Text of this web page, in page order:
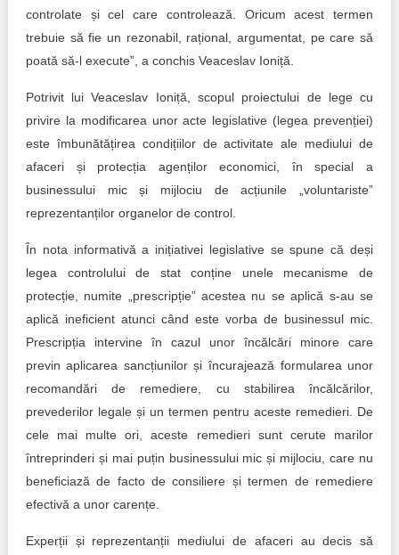
controlate și cel care controlează. Oricum acest termen
trebuie să fie un rezonabil, rațional, argumentat, pe care să
poată să-l execute”, a conchis Veaceslav Ioniță.
Potrivit lui Veaceslav Ioniță, scopul proiectului de lege cu
privire la modificarea unor acte legislative (legea prevenției)
este îmbunătățirea condițiilor de activitate ale mediului de
afaceri și protecția agenților economici, în special a
businessului mic și mijlociu de acțiunile „voluntariste”
reprezentanților organelor de control.
În nota informativă a inițiativei legislative se spune că deși
legea controlului de stat conține unele mecanisme de
protecție, numite „prescripție” acestea nu se aplică s-au se
aplică ineficient atunci când este vorba de businessul mic.
Prescripția intervine în cazul unor încălcări minore care
previn aplicarea sancțiunilor și încurajează formularea unor
recomandări de remediere, cu stabilirea încălcărilor,
prevederilor legale și un termen pentru aceste remedieri. De
cele mai multe ori, aceste remedieri sunt cerute marilor
întreprinderi și mai puțin businessului mic și mijlociu, care nu
beneficiază de facto de consiliere și termen de remediere
efectivă a unor carențe.
Experții și reprezentanții mediului de afaceri au decis să